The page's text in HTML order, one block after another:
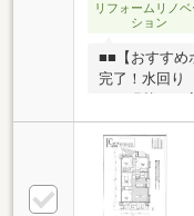
リフォームリノベ
ション
■■【おすす
完了！水回り
ふれるマンシ
ニ、小・中
物や通学も
好！南面バル
〇安心の防犯